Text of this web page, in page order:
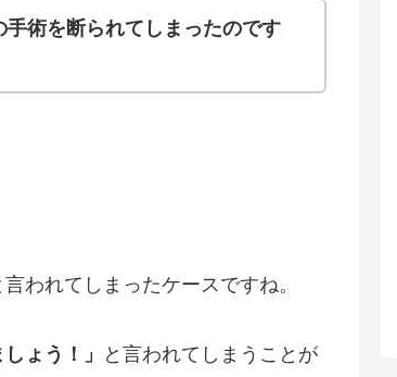
術を断られてしまったのです
われてしまったケースですね。
ょう！」
と言われてしまうことが